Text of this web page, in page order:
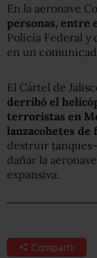
En la aeronave
personas, entre
Policía Federal y
en un
El Cártel de
derribó el
terroristas en
lanzacohetes de
destruir
dañar la
expansiva.
Compartir